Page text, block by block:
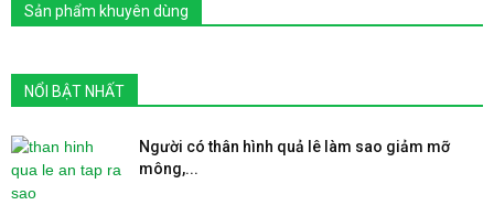
Sản phẩm khuyên dùng
NỔI BẬT NHẤT
Người có thân hình quả lê làm sao giảm mỡ
mông,...